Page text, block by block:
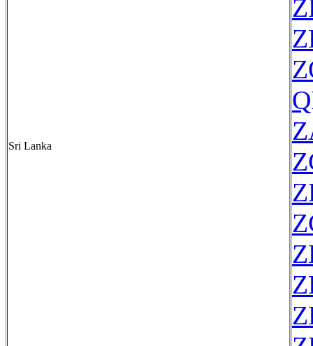
Sri Lanka